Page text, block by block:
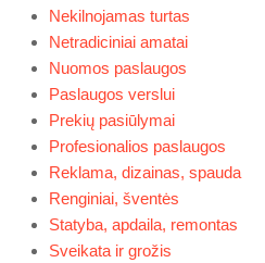
Nekilnojamas turtas
Netradiciniai amatai
Nuomos paslaugos
Paslaugos verslui
Prekių pasiūlymai
Profesionalios paslaugos
Reklama, dizainas, spauda
Renginiai, šventės
Statyba, apdaila, remontas
Sveikata ir grožis